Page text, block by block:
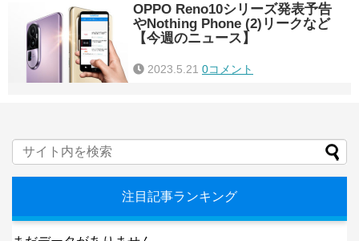
OPPO Reno10シリーズ発表予告
やNothing Phone (2)リークなど
【今週のニュース】
2023.5.21 0コメント
注目記事ランキング